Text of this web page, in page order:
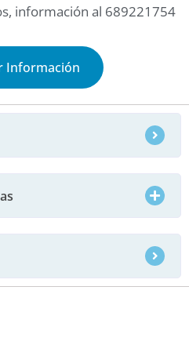
información al 689221754
Información